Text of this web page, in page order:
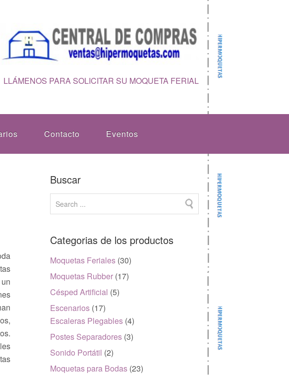
LLÁMENOS PARA SOLICITAR SU MOQUETA FERIAL
Contacto Eventos
Buscar
Categorias de los productos
Moquetas Feriales (30)
Moquetas Rubber (17)
Césped Artificial (5)
Escenarios (17)
Escaleras Plegables (4)
Postes Separadores (3)
Sonido Portátil (2)
Moquetas para Bodas (23)